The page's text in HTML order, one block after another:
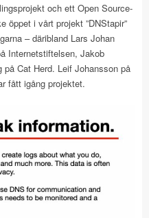
och ett Open Source-
i vårt projekt ”DNStapir”
– däribland Lars Johan
Internetstiftelsen, Jakob
på Cat Herd. Leif Johansson på
fått igång projektet.